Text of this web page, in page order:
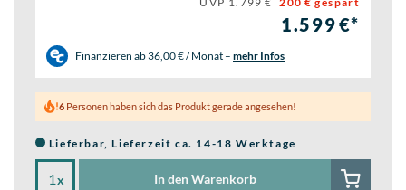
1.599 €*
Finanzieren ab36,00 € / Monat – mehr Infos
6 Personen haben sich das Produkt gerade angesehen!
Lieferbar, Lieferzeit ca. 14-18 Werktage
x In den Warenkorb